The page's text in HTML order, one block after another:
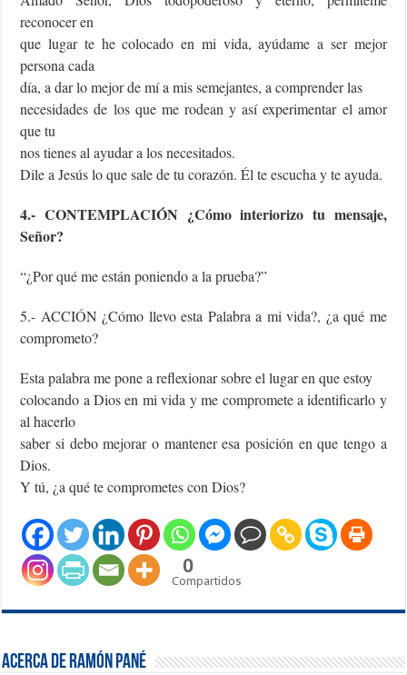
reconocer en
que lugar te he colocado en mi vida, ayúdame a ser mejor
persona cada
día, a dar lo mejor de mí a mis semejantes, a comprender las
necesidades de los que me rodean y así experimentar el amor
que tu
nos tienes al ayudar a los necesitados.
Dile a Jesús lo que sale de tu corazón. Él te escucha y te ayuda.
4.- CONTEMPLACIÓN ¿Cómo interiorizo tu mensaje,
Señor?
“¿Por qué me están poniendo a la prueba?”
5.- ACCIÓN ¿Cómo llevo esta Palabra a mi vida?, ¿a qué me
comprometo?
Esta palabra me pone a reflexionar sobre el lugar en que estoy
colocando a Dios en mi vida y me compromete a identificarlo y
al hacerlo
saber si debo mejorar o mantener esa posición en que tengo a
Dios.
Y tú, ¿a qué te comprometes con Dios?
0
Compartidos
Acerca de Ramón Pané